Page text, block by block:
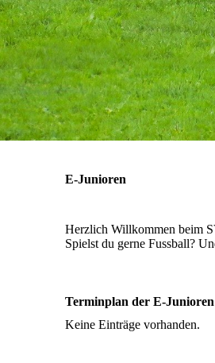
E-Junioren
Herzlich Willkommen beim
Spielst du gerne Fussball?
Terminplan der E-Junioren
Keine Einträge vorhanden.